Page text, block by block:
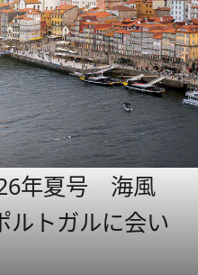
年夏号 海風
ルトガルに会い